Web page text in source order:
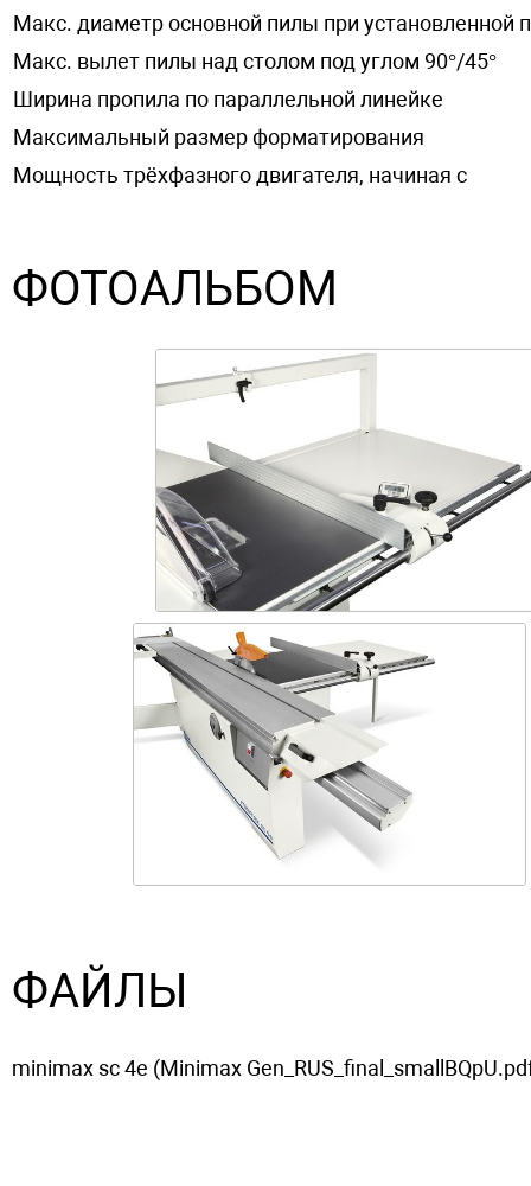
Макс. диаметр основной пилы при установленной
Макс. вылет пилы над столом под углом 90°/45°
Ширина пропила по параллельной линейке
Максимальный размер форматирования
Мощность трёхфазного двигателя, начиная с
ФОТОАЛЬБОМ
ФАЙЛЫ
minimax sc 4e (Minimax